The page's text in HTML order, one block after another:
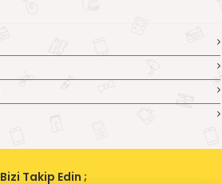
Bizi Takip Edin ;